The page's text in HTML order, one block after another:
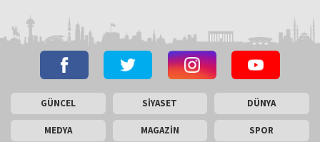
GÜNCEL SİYASET DÜNYA
MEDYA MAGAZİN SPOR